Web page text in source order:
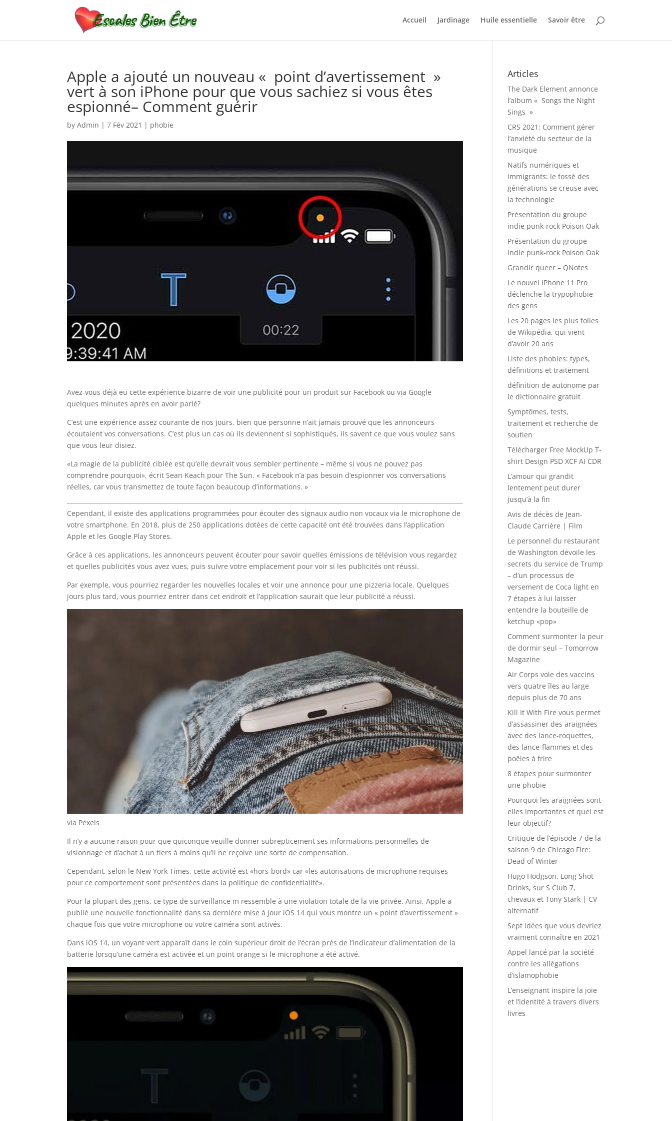
Accueil Jardinage Huile essentielle Savoir être
Apple a ajouté un nouveau « point d’avertissement »
vert à son iPhone pour que vous sachiez si vous êtes
espionné– Comment guérir
byAdmin |7 Fév 2021 | phobie
Avez-vous déjà eu cette expérience bizarre de voir une publicité pour un produit sur Facebook ou via Google
quelques minutes après en avoir parlé?
C’est une expérience assez courante de nos jours, bien que personne n’ait jamais prouvé que les annonceurs
écoutaient vos conversations. C’est plus un cas où ils deviennent si sophistiqués, ils savent ce que vous voulez sans
que vous leur disiez.
«La magie de la publicité ciblée est qu’elle devrait vous sembler pertinente – même si vous ne pouvez pas
comprendre pourquoi», écrit Sean Keach pour The Sun. « Facebook n’a pas besoin d’espionner vos conversations
réelles, car vous transmettez de toute façon beaucoup d’informations. »
Cependant, il existe des applications programmées pour écouter des signaux audio non vocaux via le microphone de
votre smartphone. En 2018, plus de 250 applications dotées de cette capacité ont été trouvées dans l’application
Apple et les Google Play Stores.
Grâce à ces applications, les annonceurs peuvent écouter pour savoir quelles émissions de télévision vous regardez
et quelles publicités vous avez vues, puis suivre votre emplacement pour voir si les publicités ont réussi.
Par exemple, vous pourriez regarder les nouvelles locales et voir une annonce pour une pizzeria locale. Quelques
jours plus tard, vous pourriez entrer dans cet endroit et l’application saurait que leur publicité a réussi.
via Pexels
Il n’y a aucune raison pour que quiconque veuille donner subrepticement ses informations personnelles de
visionnage et d’achat à un tiers à moins qu’il ne reçoive une sorte de compensation.
Cependant, selon le New York Times, cette activité est «hors-bord» car «les autorisations de microphone requises
pour ce comportement sont présentées dans la politique de confidentialité».
Pour la plupart des gens, ce type de surveillance m ressemble à une violation totale de la vie privée. Ainsi, Apple a
publié une nouvelle fonctionnalité dans sa dernière mise à jour iOS 14 qui vous montre un « point d’avertissement »
chaque fois que votre microphone ou votre caméra sont activés.
Dans iOS 14, un voyant vert apparaît dans le coin supérieur droit de l’écran près de l’indicateur d’alimentation de la
batterie lorsqu’une caméra est activée et un point orange si le microphone a été activé.
Articles
The Dark Element annonce
l’album « Songs the Night
Sings »
CRS 2021: Comment gérer
l’anxiété du secteur de la
musique
Natifs numériques et
immigrants: le fossé des
générations se creuse avec
la technologie
Présentation du groupe
indie punk-rock Poison Oak
Présentation du groupe
indie punk-rock Poison Oak
Grandir queer – QNotes
Le nouvel iPhone 11 Pro
déclenche la trypophobie
des gens
Les 20 pages les plus folles
de Wikipédia, qui vient
d’avoir 20 ans
Liste des phobies: types,
définitions et traitement
définition de autonome par
le dictionnaire gratuit
Symptômes, tests,
traitement et recherche de
soutien
Télécharger Free MockUp T-
shirt Design PSD XCF AI CDR
L’amour qui grandit
lentement peut durer
jusqu’à la fin
Avis de décès de Jean-
Claude Carrière | Film
Le personnel du restaurant
de Washington dévoile les
secrets du service de Trump
– d’un processus de
versement de Coca light en
7 étapes à lui laisser
entendre la bouteille de
ketchup «pop»
Comment surmonter la peur
de dormir seul – Tomorrow
Magazine
Air Corps vole des vaccins
vers quatre îles au large
depuis plus de 70 ans
Kill It With Fire vous permet
d’assassiner des araignées
avec des lance-roquettes,
des lance-flammes et des
poêles à frire
8 étapes pour surmonter
une phobie
Pourquoi les araignées sont-
elles importantes et quel est
leur objectif?
Critique de l’épisode 7 de la
saison 9 de Chicago Fire:
Dead of Winter
Hugo Hodgson, Long Shot
Drinks, sur S Club 7,
chevaux et Tony Stark | CV
alternatif
Sept idées que vous devriez
vraiment connaître en 2021
Appel lancé par la société
contre les allégations
d’islamophobie
L’enseignant inspire la joie
et l’identité à travers divers
livres